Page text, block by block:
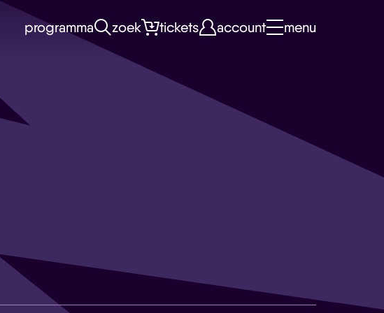
programma zoek tickets account menu